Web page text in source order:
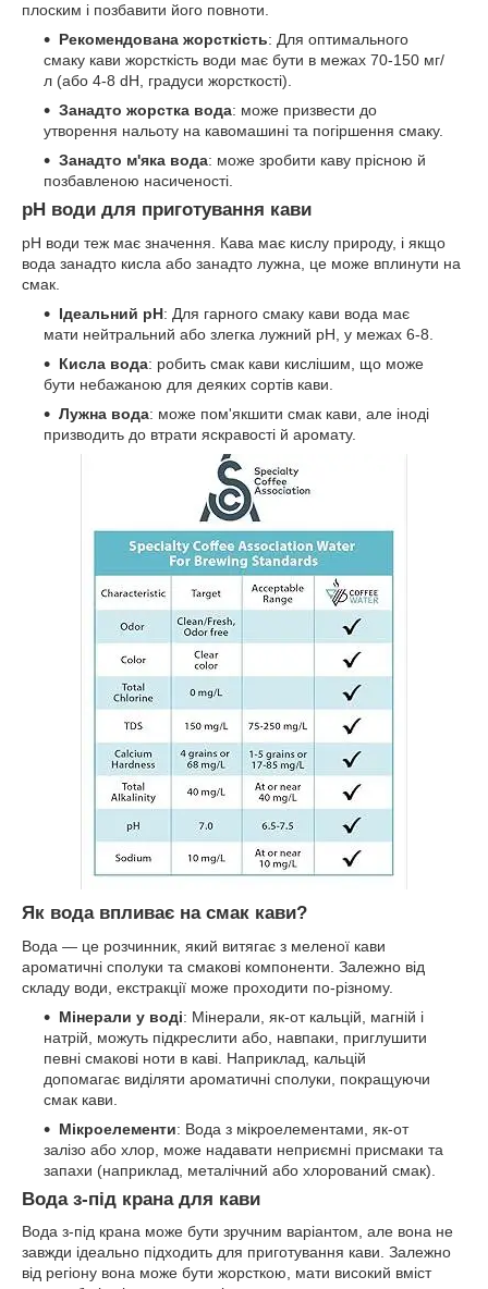
плоским і позбавити його повноти.
Рекомендована жорсткість: Для оптимального
смаку кави жорсткість води має бути в межах 70-150 мг/
л (або 4-8 dH, градуси жорсткості).
Занадто жорстка вода: може призвести до
утворення нальоту на кавомашині та погіршення смаку.
Занадто м'яка вода: може зробити каву прісною й
позбавленою насиченості.
pH води для приготування кави
pH води теж має значення. Кава має кислу природу, і якщо
вода занадто кисла або занадто лужна, це може вплинути на
смак.
Ідеальний pH: Для гарного смаку кави вода має
мати нейтральний або злегка лужний pH, у межах 6-8.
Кисла вода: робить смак кави кислішим, що може
бути небажаною для деяких сортів кави.
Лужна вода: може пом'якшити смак кави, але іноді
призводить до втрати яскравості й аромату.
Як вода впливає на смак кави?
Вода — це розчинник, який витягає з меленої кави
ароматичні сполуки та смакові компоненти. Залежно від
складу води, екстракції може проходити по-різному.
Мінерали у воді: Мінерали, як-от кальцій, магній і
натрій, можуть підкреслити або, навпаки, приглушити
певні смакові ноти в каві. Наприклад, кальцій
допомагає виділяти ароматичні сполуки, покращуючи
смак кави.
Мікроелементи: Вода з мікроелементами, як-от
залізо або хлор, може надавати неприємні присмаки та
запахи (наприклад, металічний або хлорований смак).
Вода з-під крана для кави
Вода з-під крана може бути зручним варіантом, але вона не
завжди ідеально підходить для приготування кави. Залежно
від регіону вона може бути жорсткою, мати високий вміст